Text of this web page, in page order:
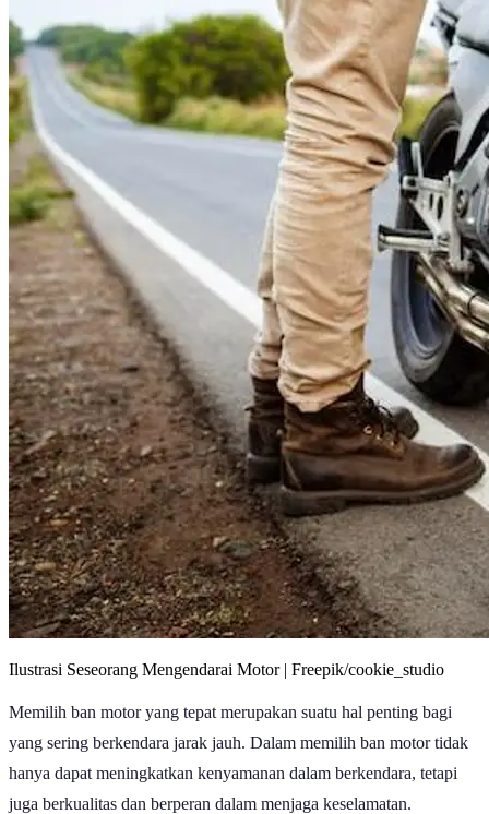
Ilustrasi Seseorang Mengendarai Motor | Freepik/cookie_studio
Memilih ban motor yang tepat merupakan suatu hal penting bagi
yang sering berkendara jarak jauh. Dalam memilih ban motor tidak
hanya dapat meningkatkan kenyamanan dalam berkendara, tetapi
juga berkualitas dan berperan dalam menjaga keselamatan.